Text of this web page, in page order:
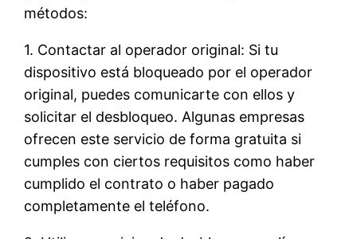
métodos:
1. Contactar al operador original: Si tu
dispositivo está bloqueado por el operador
original, puedes comunicarte con ellos y
solicitar el desbloqueo. Algunas empresas
ofrecen este servicio de forma gratuita si
cumples con ciertos requisitos como haber
cumplido el contrato o haber pagado
completamente el teléfono.